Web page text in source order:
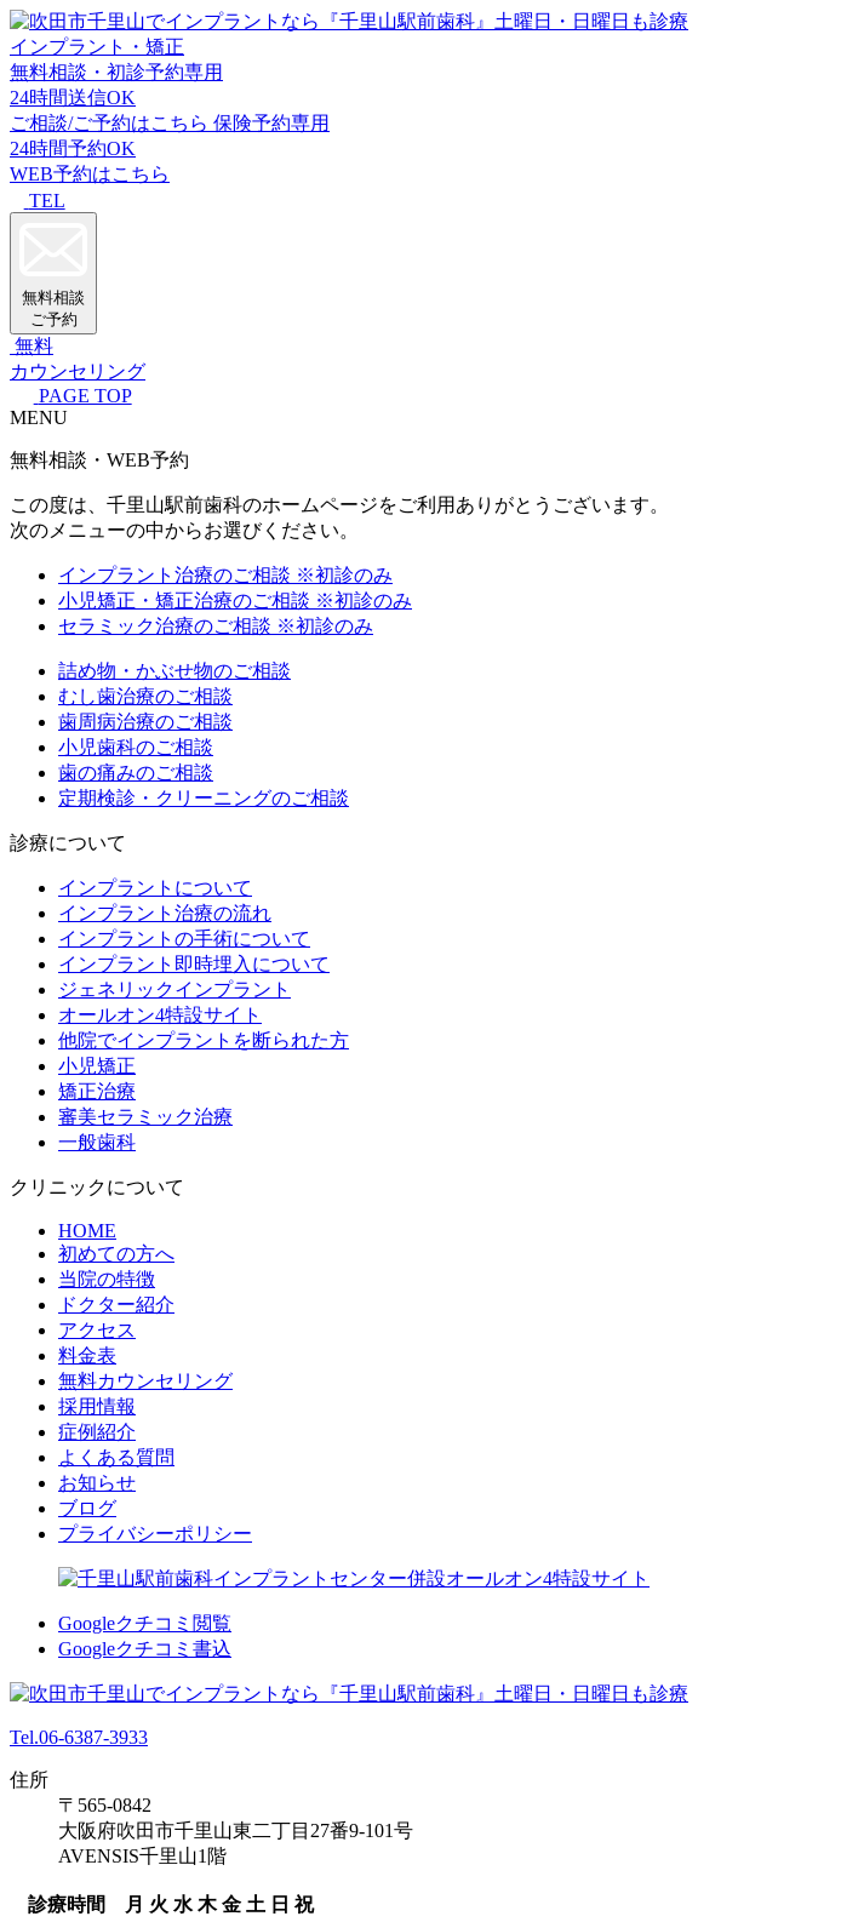
インプラント・矯正
無料相談・初診予約専用
24時間送信OK
ご相談/ご予約はこちら 保険予約専用
24時間予約OK
WEB予約はこちら
TEL
無料相談
ご予約
無料
カウンセリング
PAGE TOP
MENU
無料相談・WEB予約
この度は、千里山駅前歯科のホームページをご利用ありがとうございます。
次のメニューの中からお選びください。
インプラント治療のご相談 ※初診のみ
小児矯正・矯正治療のご相談 ※初診のみ
セラミック治療のご相談 ※初診のみ
詰め物・かぶせ物のご相談
むし歯治療のご相談
歯周病治療のご相談
小児歯科のご相談
歯の痛みのご相談
定期検診・クリーニングのご相談
診療について
インプラントについて
インプラント治療の流れ
インプラントの手術について
インプラント即時埋入について
ジェネリックインプラント
オールオン4特設サイト
他院でインプラントを断られた方
小児矯正
矯正治療
審美セラミック治療
一般歯科
クリニックについて
HOME
初めての方へ
当院の特徴
ドクター紹介
アクセス
料金表
無料カウンセリング
採用情報
症例紹介
よくある質問
お知らせ
ブログ
プライバシーポリシー
Googleクチコミ閲覧
Googleクチコミ書込
Tel.06-6387-3933
住所
〒565-0842
大阪府吹田市千里山東二丁目27番9-101号
AVENSIS千里山1階
診療時間 月 火 水 木 金 土 日 祝